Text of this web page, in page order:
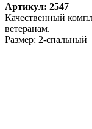
Артикул: 2547
Качественный
ветеранам.
Размер: 2-спальный